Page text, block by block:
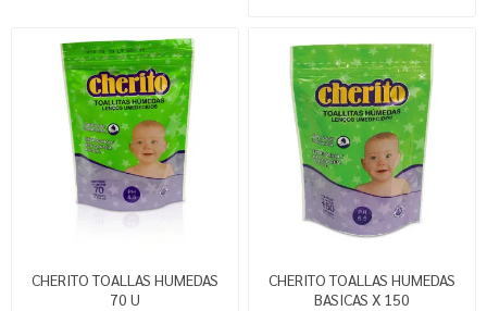
CHERITO TOALLAS HUMEDAS
70 U
CHERITO TOALLAS HUMEDAS
BASICAS X 150